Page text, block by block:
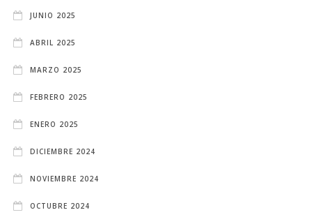
JUNIO 2025
ABRIL 2025
MARZO 2025
FEBRERO 2025
ENERO 2025
DICIEMBRE 2024
NOVIEMBRE 2024
OCTUBRE 2024